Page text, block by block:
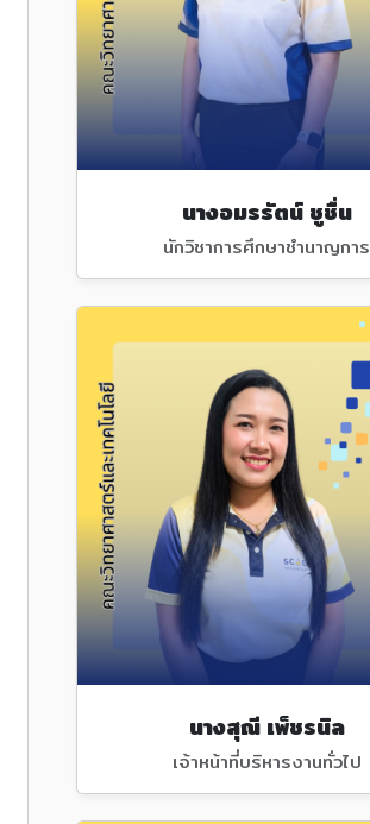
นางอมรรัตน์ ชูชื่น
นักวิชาการศึกษาชำนาญการ
นางสุณี เพ็ชรนิล
เจ้าหน้าที่บริหารงานทั่วไป